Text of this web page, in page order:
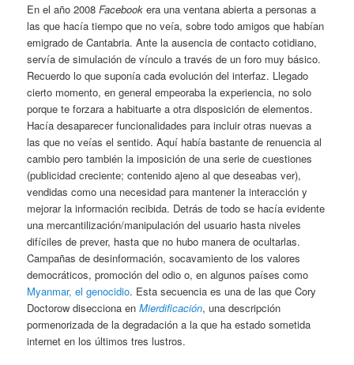
En el año 2008Facebook era una ventana abierta a personas a
las que hacía tiempo que no veía, sobre todo amigos que habían
emigrado de Cantabria. Ante la ausencia de contacto cotidiano,
servía de simulación de vínculo a través de un foro muy básico.
Recuerdo lo que suponía cada evolución del interfaz. Llegado
cierto momento, en general empeoraba la experiencia, no solo
porque te forzara a habituarte a otra disposición de elementos.
Hacía desaparecer funcionalidades para incluir otras nuevas a
las que no veías el sentido. Aquí había bastante de renuencia al
cambio pero también la imposición de una serie de cuestiones
(publicidad creciente; contenido ajeno al que deseabas ver),
vendidas como una necesidad para mantener la interacción y
mejorar la información recibida. Detrás de todo se hacía evidente
una mercantilización/manipulación del usuario hasta niveles
difíciles de prever, hasta que no hubo manera de ocultarlas.
Campañas de desinformación, socavamiento de los valores
democráticos, promoción del odio o, en algunos países como
Myanmar, el genocidio. Esta secuencia es una de las que Cory
Doctorow disecciona enMierdificación, una descripción
pormenorizada de la degradación a la que ha estado sometida
internet en los últimos tres lustros.